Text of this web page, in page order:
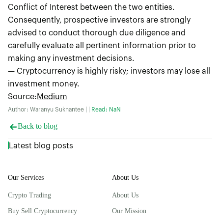
Conflict of Interest between the two entities.
Consequently, prospective investors are strongly
advised to conduct thorough due diligence and
carefully evaluate all pertinent information prior to
making any investment decisions.
— Cryptocurrency is highly risky; investors may lose all
investment money.
Source:Medium
Author: Waranyu Suknantee | | Read: NaN
Back to blog
Latest blog posts
Our Services
Crypto Trading
Buy Sell Cryptocurrency
About Us
About Us
Our Mission